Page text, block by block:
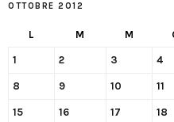
OTTOBRE 2012
L M M
1 2 3 4
8 9 10 11
15 16 17 18